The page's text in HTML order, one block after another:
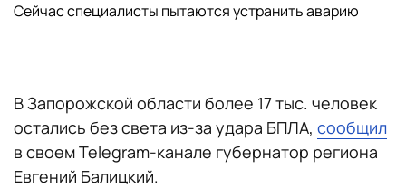
Сейчас специалисты пытаются устранить аварию
В Запорожской области более 17 тыс. человек
остались без света из-за удара БПЛА, сообщил
в своем Telegram-канале губернатор региона
Евгений Балицкий.